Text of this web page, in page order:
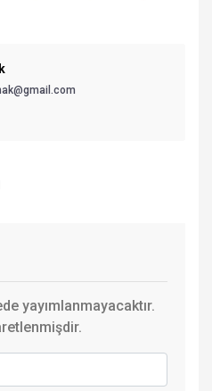
yayımlanmayacaktır.